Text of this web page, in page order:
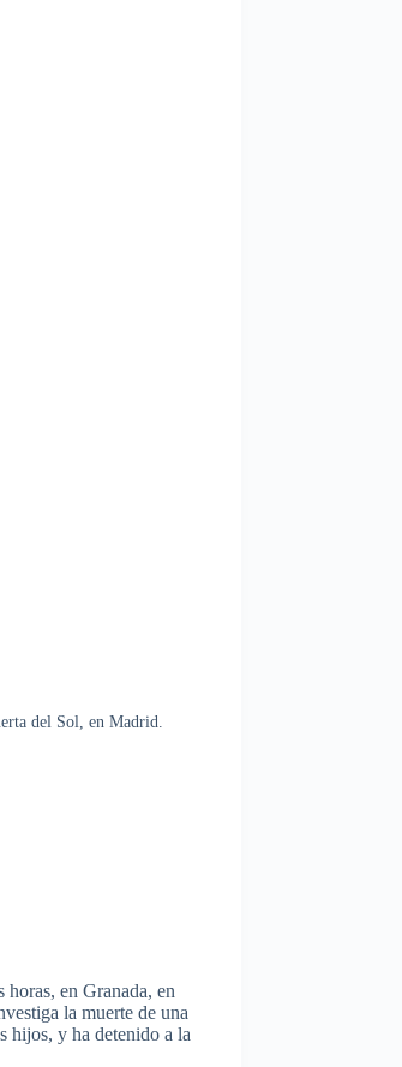
del Sol, en Madrid.
horas, en Granada, en
la muerte de una
hijos, y ha detenido a la